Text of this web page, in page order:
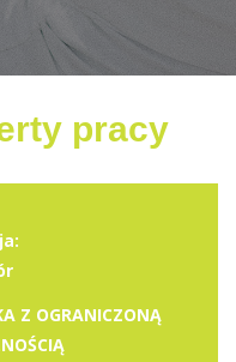
pracy
Z OGRANICZONĄ